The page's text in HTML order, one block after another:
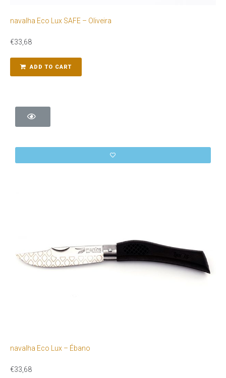
navalha Eco Lux SAFE – Oliveira
€33,68
ADD TO CART
navalha Eco Lux – Ébano
€33,68